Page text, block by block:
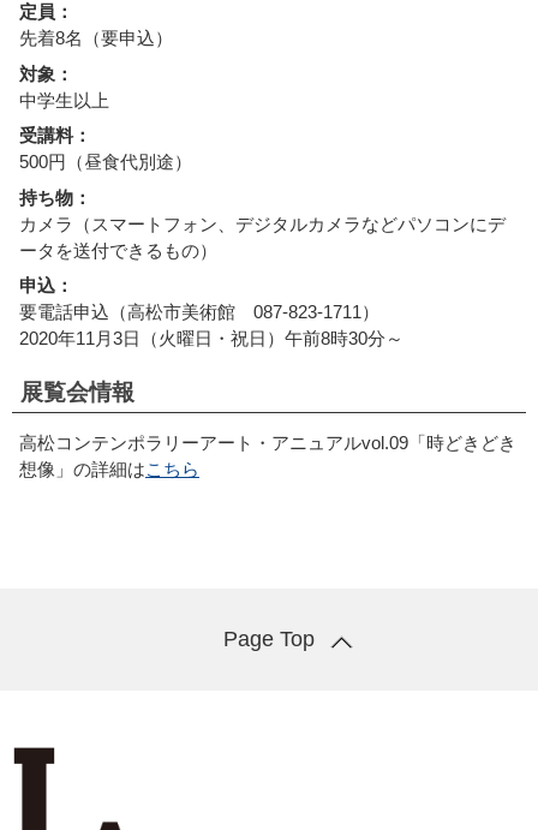
定員：
先着8名（要申込）
対象：
中学生以上
受講料：
500円（昼食代別途）
持ち物：
カメラ（スマートフォン、デジタルカメラなどパソコンにデ
ータを送付できるもの）
申込：
要電話申込（高松市美術館 087-823-1711）
2020年11月3日（火曜日・祝日）午前8時30分～
展覧会情報
高松コンテンポラリーアート・アニュアルvol.09「時どきどき
想像」の詳細はこちら
Page Top